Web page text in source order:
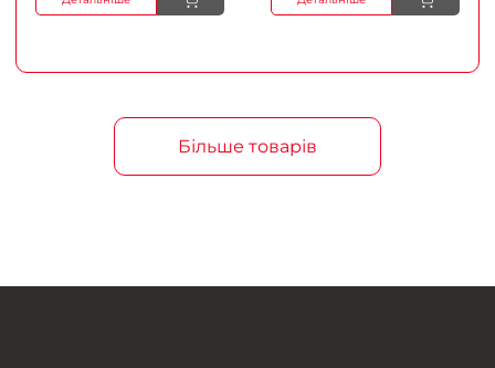
Більше товарів